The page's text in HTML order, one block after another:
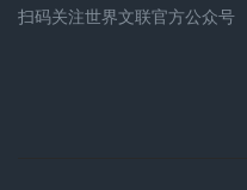
扫码关注世界文联官方公众号